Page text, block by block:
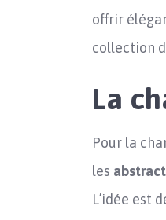
offrir
collection
La
Pour la
les
L’idée est